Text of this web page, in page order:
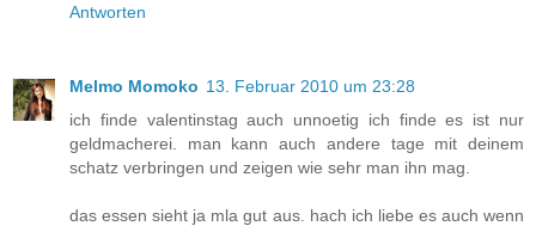
Antworten
Melmo Momoko 13. Februar 2010 um 23:28
ich finde valentinstag auch unnoetig ich finde es ist nur
geldmacherei. man kann auch andere tage mit deinem
schatz verbringen und zeigen wie sehr man ihn mag.
das essen sieht ja mla gut aus. hach ich liebe es auch wenn